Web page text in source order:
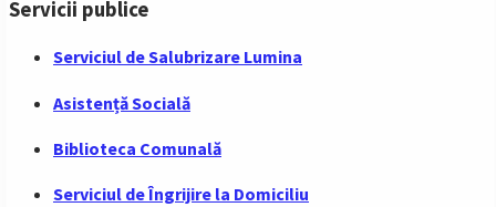
Servicii publice
Serviciul de Salubrizare Lumina
Asistență Socială
Biblioteca Comunală
Serviciul de Îngrijire la Domiciliu